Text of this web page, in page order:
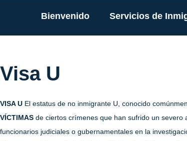
Bienvenido Servicios de
Visa U
VISA U El estatus de no inmigrante U, conocido
VÍCTIMAS de ciertos crímenes que han sufrido un severo
funcionarios judiciales o gubernamentales en la